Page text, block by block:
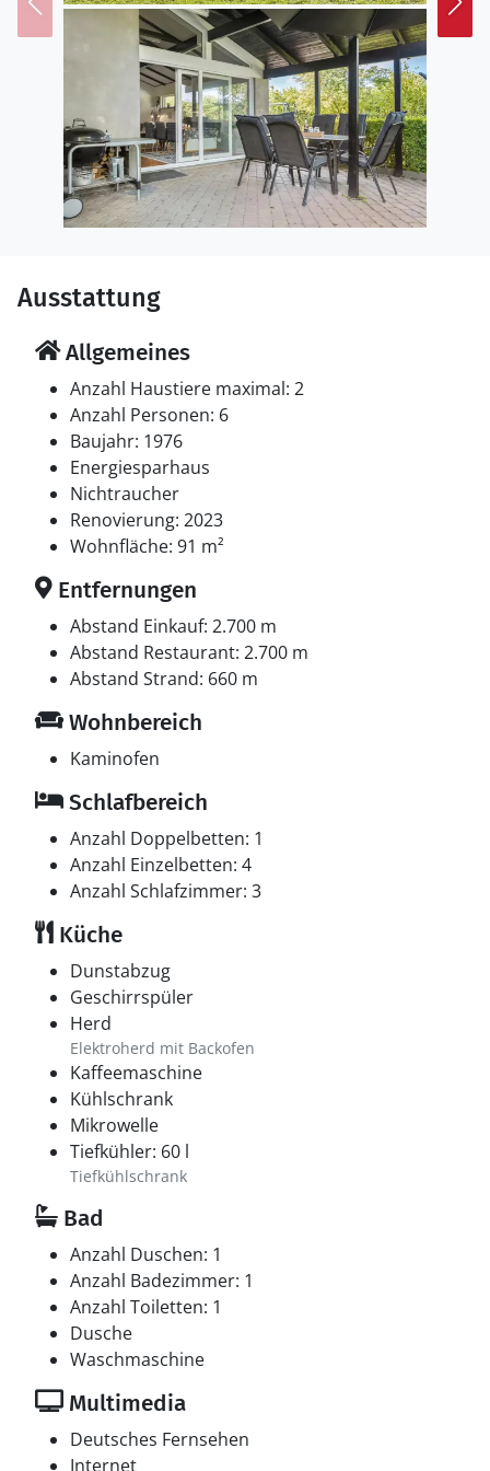
Ausstattung
Allgemeines
Anzahl Haustiere maximal: 2
Anzahl Personen: 6
Baujahr: 1976
Energiesparhaus
Nichtraucher
Renovierung: 2023
Wohnfläche: 91 m²
Entfernungen
Abstand Einkauf: 2.700 m
Abstand Restaurant: 2.700 m
Abstand Strand: 660 m
Wohnbereich
Kaminofen
Schlafbereich
Anzahl Doppelbetten: 1
Anzahl Einzelbetten: 4
Anzahl Schlafzimmer: 3
Küche
Dunstabzug
Geschirrspüler
Herd
Elektroherd mit Backofen
Kaffeemaschine
Kühlschrank
Mikrowelle
Tiefkühler: 60 l
Tiefkühlschrank
Bad
Anzahl Duschen: 1
Anzahl Badezimmer: 1
Anzahl Toiletten: 1
Dusche
Waschmaschine
Multimedia
Deutsches Fernsehen
Internet